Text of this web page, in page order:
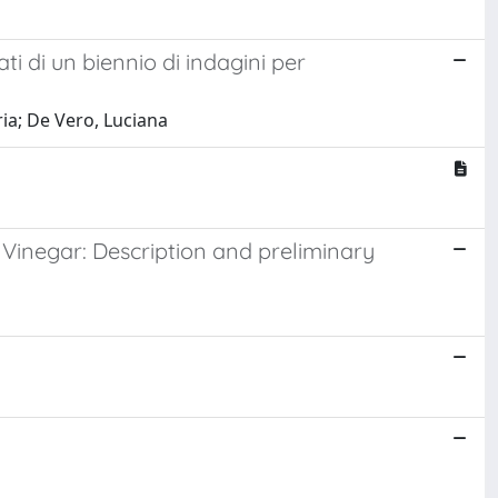
di un biennio di indagini per
De Vero, Luciana
Description and preliminary